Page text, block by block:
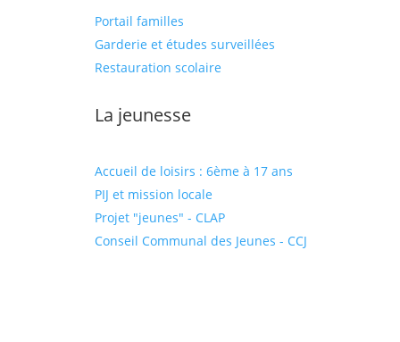
Portail familles
Garderie et études surveillées
Restauration scolaire
La jeunesse
Accueil de loisirs : 6ème à 17 ans
PIJ et mission locale
Projet "jeunes" - CLAP
Conseil Communal des Jeunes - CCJ